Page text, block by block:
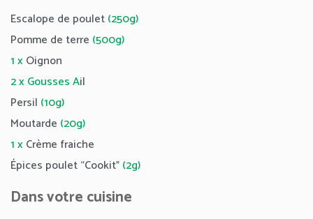
Escalope de poulet(250g)
Pomme de terre (500g)
1 xOignon
2 x GoussesAil
Persil (10g)
Moutarde (20g)
1 xCrème fraiche
Épices poulet “Cookit”(2g)
Dans votre cuisine